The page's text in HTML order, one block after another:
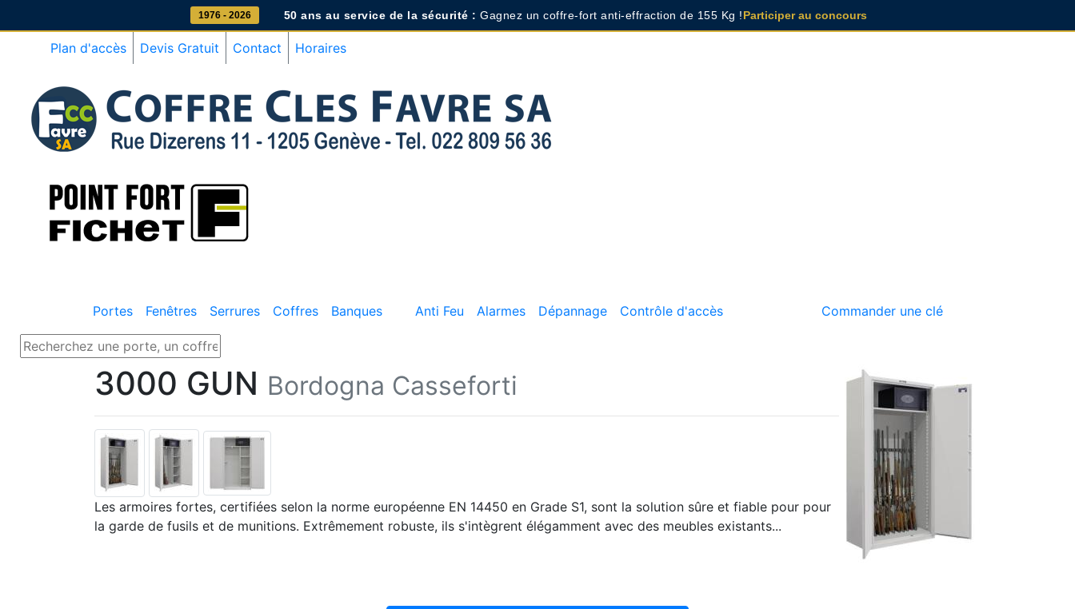
1976 - 2026 50 ans au service de la sécurité : Gagnez un coffre-fort anti-effraction de 155 Kg !Participer au concours
Plan d'accès Devis Gratuit Contact Horaires
Portes Fenêtres Serrures Coffres Banques Anti Feu Alarmes Dépannage Contrôle d'accès Commander une clé
3000 GUN Bordogna Casseforti
Les armoires fortes, certifiées selon la norme européenne EN 14450 en Grade S1, sont la solution sûre et fiable pour pour
la garde de fusils et de munitions. Extrêmement robuste, ils s'intègrent élégamment avec des meubles existants...